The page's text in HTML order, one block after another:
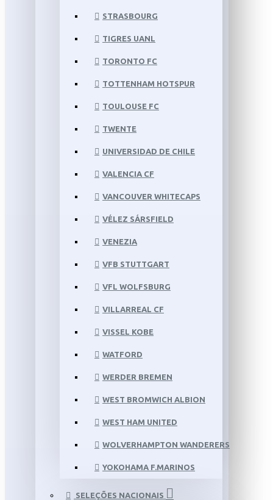
STRASBOURG
TIGRES UANL
TORONTO FC
TOTTENHAM HOTSPUR
TOULOUSE FC
TWENTE
UNIVERSIDAD DE CHILE
VALENCIA CF
VANCOUVER WHITECAPS
VÉLEZ SÁRSFIELD
VENEZIA
VFB STUTTGART
VFL WOLFSBURG
VILLARREAL CF
VISSEL KOBE
WATFORD
WERDER BREMEN
WEST BROMWICH ALBION
WEST HAM UNITED
WOLVERHAMPTON WANDERERS
YOKOHAMA F.MARINOS
SELEÇÕES NACIONAIS